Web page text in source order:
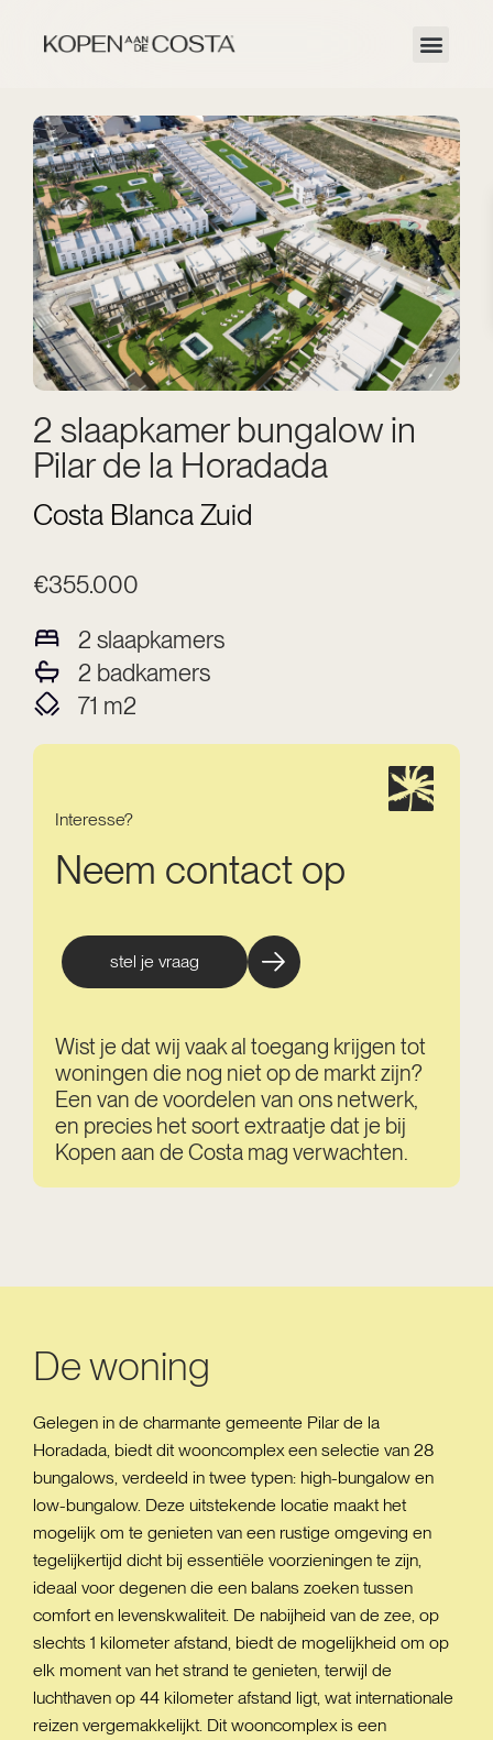
2 slaapkamer bungalow in
Pilar de la Horadada
Costa Blanca Zuid
€355.000
2 slaapkamers
2 badkamers
71 m2
Interesse?
Neem contact op
stel je vraag
Wist je dat wij vaak al toegang krijgen tot
woningen die nog niet op de markt zijn?
Een van de voordelen van ons netwerk,
en precies het soort extraatje dat je bij
Kopen aan de Costa mag verwachten.
De woning
Gelegen in de charmante gemeente Pilar de la
Horadada, biedt dit wooncomplex een selectie van 28
bungalows, verdeeld in twee typen: high-bungalow en
low-bungalow. Deze uitstekende locatie maakt het
mogelijk om te genieten van een rustige omgeving en
tegelijkertijd dicht bij essentiële voorzieningen te zijn,
ideaal voor degenen die een balans zoeken tussen
comfort en levenskwaliteit. De nabijheid van de zee, op
slechts 1 kilometer afstand, biedt de mogelijkheid om op
elk moment van het strand te genieten, terwijl de
luchthaven op 44 kilometer afstand ligt, wat internationale
reizen vergemakkelijkt. Dit wooncomplex is een